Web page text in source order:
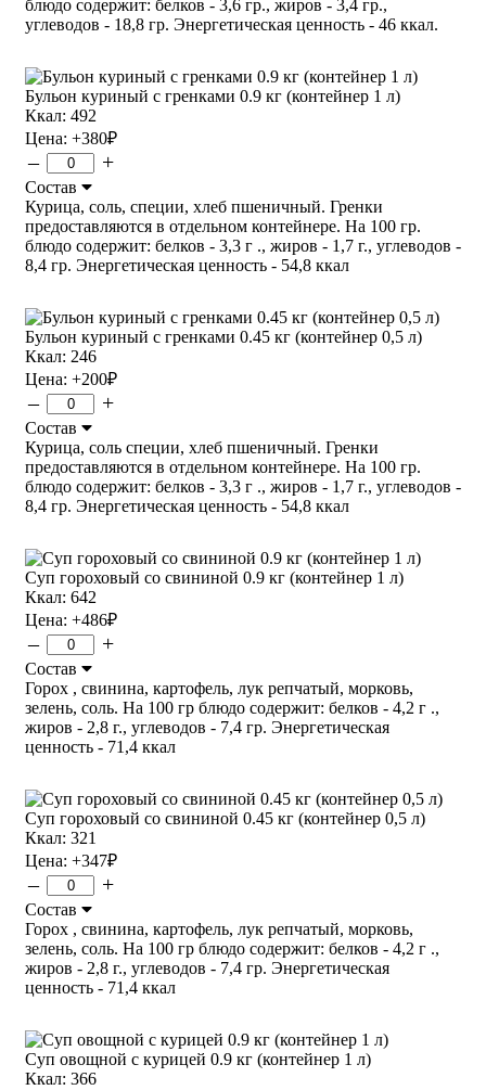
блюдо содержит: белков - 3,6 гр., жиров - 3,4 гр.,
углеводов - 18,8 гр. Энергетическая ценность - 46 ккал.
Бульон куриный с гренками 0.9 кг (контейнер 1 л)
Ккал: 492
Цена: +380₽
– +
Состав
Курица, соль, специи, хлеб пшеничный. Гренки
предоставляются в отдельном контейнере. На 100 гр.
блюдо содержит: белков - 3,3 г ., жиров - 1,7 г., углеводов -
8,4 гр. Энергетическая ценность - 54,8 ккал
Бульон куриный с гренками 0.45 кг (контейнер 0,5 л)
Ккал: 246
Цена: +200₽
– +
Состав
Курица, соль специи, хлеб пшеничный. Гренки
предоставляются в отдельном контейнере. На 100 гр.
блюдо содержит: белков - 3,3 г ., жиров - 1,7 г., углеводов -
8,4 гр. Энергетическая ценность - 54,8 ккал
Суп гороховый со свининой 0.9 кг (контейнер 1 л)
Ккал: 642
Цена: +486₽
– +
Состав
Горох , свинина, картофель, лук репчатый, морковь,
зелень, соль. На 100 гр блюдо содержит: белков - 4,2 г .,
жиров - 2,8 г., углеводов - 7,4 гр. Энергетическая
ценность - 71,4 ккал
Суп гороховый со свининой 0.45 кг (контейнер 0,5 л)
Ккал: 321
Цена: +347₽
– +
Состав
Горох , свинина, картофель, лук репчатый, морковь,
зелень, соль. На 100 гр блюдо содержит: белков - 4,2 г .,
жиров - 2,8 г., углеводов - 7,4 гр. Энергетическая
ценность - 71,4 ккал
Суп овощной с курицей 0.9 кг (контейнер 1 л)
Ккал: 366